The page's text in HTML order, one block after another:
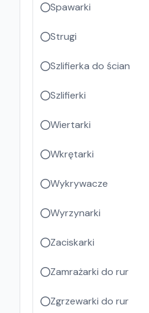
Spawarki
Strugi
Szlifierka do ścian
Szlifierki
Wiertarki
Wkrętarki
Wykrywacze
Wyrzynarki
Zaciskarki
Zamrażarki do rur
Zgrzewarki do rur